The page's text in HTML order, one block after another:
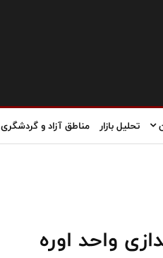
تحلیل بازار مناطق آزاد و گردشگری
واحد اوره